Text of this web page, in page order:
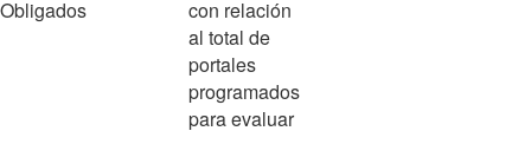
Obligados
con relación
al total de
portales
programados
para evaluar